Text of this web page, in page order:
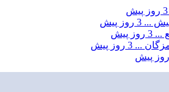
3 روز پیش
3 روز پیش
... 3 روز پیش
3 روز پیش